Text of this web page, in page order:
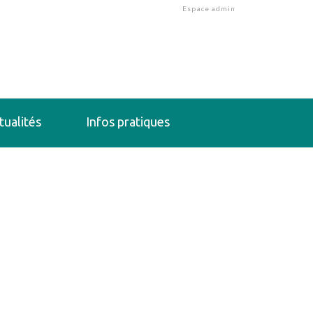
Espace admin
Infos pratiques